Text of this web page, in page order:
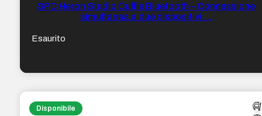
SPC Heron Studio Cuffie Bluetooth – Connessione
simultanea a due dispositivi …
Esaurito
Disponibile